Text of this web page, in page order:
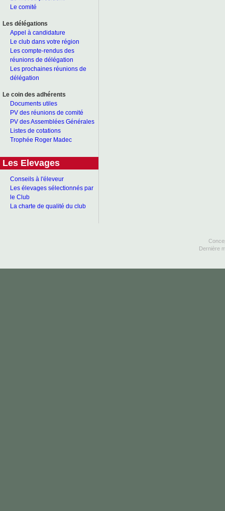
Le comité
Les délégations
Appel à candidature
Le club dans votre région
Les compte-rendus des
réunions de délégation
Les prochaines réunions de
délégation
Le coin des adhérents
Documents utiles
PV des réunions de comité
PV des Assemblées Générales
Listes de cotations
Trophée Roger Madec
Les Elevages
Conseils à l'éleveur
Les élevages sélectionnés par
le Club
La charte de qualité du club
Dernière